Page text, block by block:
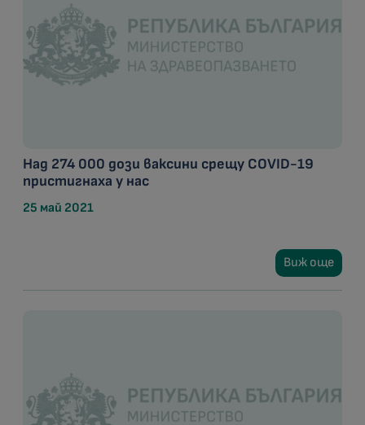
Над 274 000 дози ваксини срещу COVID-19
пристигнаха у нас
25 май 2021
Виж още